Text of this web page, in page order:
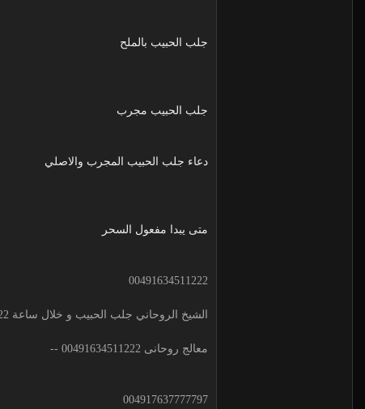
جلب الحبيب بالملح
جلب الحبيب مجرب
دعاء جلب الحبيب المجرب والاصلي
متى يبدا مفعول السحر
00491634511222
الشيخ الروحاني جلب الحبيب و خلال ساعة 00491634511222 لجلب الحبيب
معالج روحانى 00491634511222 --
004917637777797